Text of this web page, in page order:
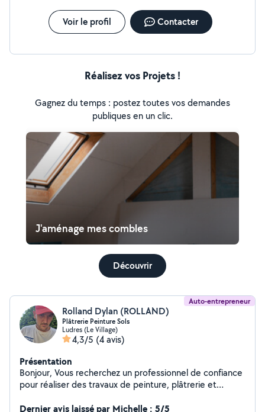
Voir le profil Contacter
Réalisez vos Projets !
Gagnez du temps : postez toutes vos demandes
publiques en un clic.
J'aménage mes combles
Découvrir
Auto-entrepreneur
Rolland Dylan (ROLLAND)
Plâtrerie Peinture Sols
Ludres (Le Village)
4,3/5 (4 avis)
Présentation
Bonjour, Vous recherchez un professionnel de confiance
pour réaliser des travaux de peinture, plâtrerie et
? Ne cherchez plus, je suis là pour vous aider! Fort d'une
Dernier avis laissé par Michelle : 5/5